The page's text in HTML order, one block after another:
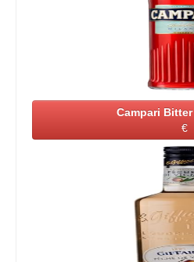
Campari Bitter
€